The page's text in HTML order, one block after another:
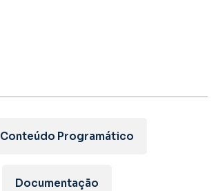
Conteúdo Programático
Documentação